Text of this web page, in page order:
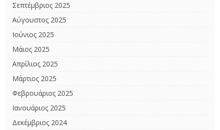
Σεπτέμβριος 2025
Αύγουστος 2025
Ιούνιος 2025
Μάιος 2025
Απρίλιος 2025
Μάρτιος 2025
Φεβρουάριος 2025
Ιανουάριος 2025
Δεκέμβριος 2024